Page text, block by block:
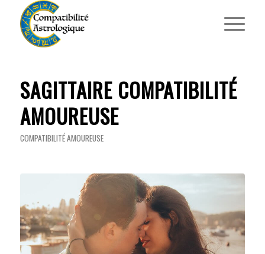
SAGITTAIRE COMPATIBILITÉ
AMOUREUSE
COMPATIBILITÉ AMOUREUSE